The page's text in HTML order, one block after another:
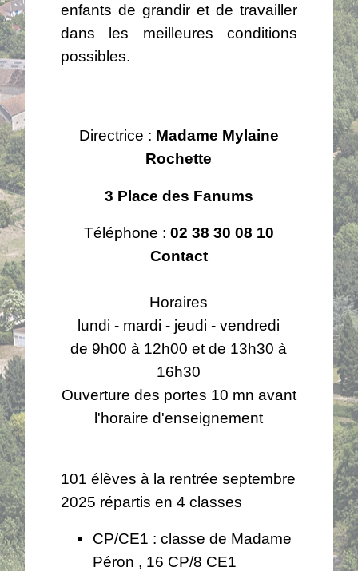
enfants de grandir et de travailler
dans les meilleures conditions
possibles.
Directrice : Madame Mylaine
Rochette
3 Place des Fanums
Téléphone : 02 38 30 08 10
Contact
Horaires
lundi - mardi - jeudi - vendredi
de 9h00 à 12h00 et de 13h30 à
16h30
Ouverture des portes 10 mn avant
l'horaire d'enseignement
101 élèves à la rentrée septembre
2025 répartis en 4 classes
CP/CE1 : classe de Madame
Péron , 16 CP/8 CE1